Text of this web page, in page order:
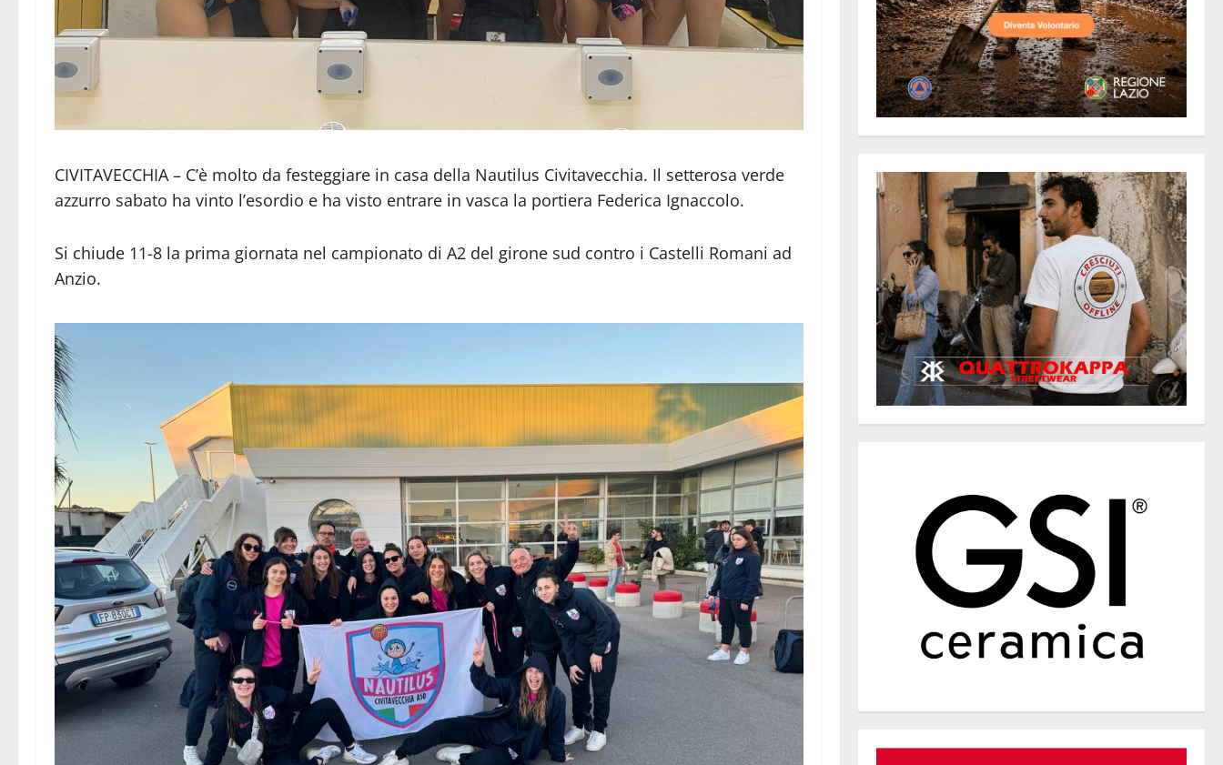
CIVITAVECCHIA – C’è molto da festeggiare in casa della Nautilus Civitavecchia. Il setterosa verde
azzurro sabato ha vinto l’esordio e ha visto entrare in vasca la portiera Federica Ignaccolo.
Si chiude 11-8 la prima giornata nel campionato di A2 del girone sud contro i Castelli Romani ad
Anzio.